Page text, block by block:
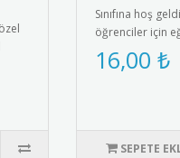
Sınıfına hoş
öğrenciler için
hediye. Her ürün
16,00 ₺
SEPETE